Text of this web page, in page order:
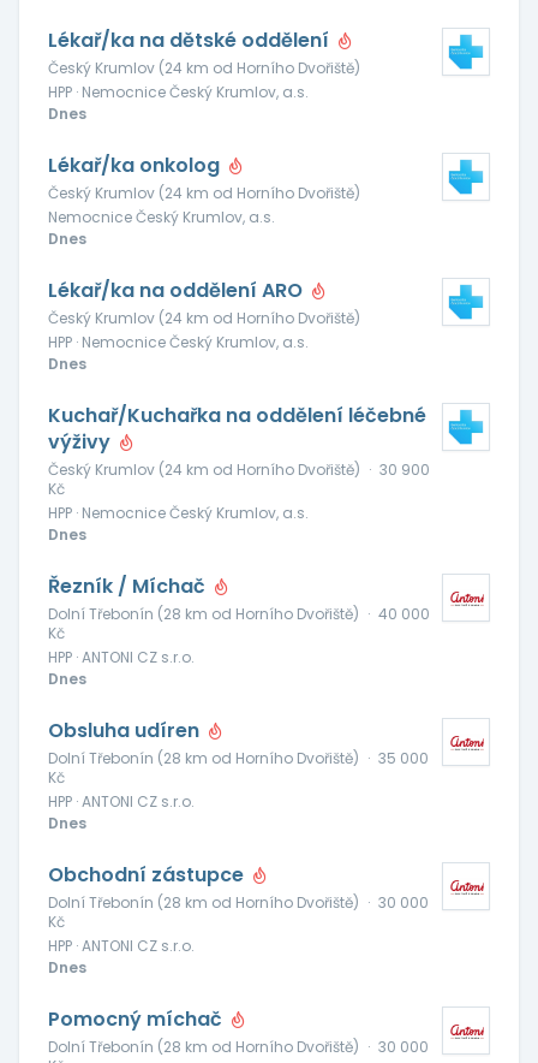
Lékař/ka na dětské oddělení
Český Krumlov (24 km od Horního Dvořiště)
HPP · Nemocnice Český Krumlov, a.s.
Dnes
Lékař/ka onkolog
Český Krumlov (24 km od Horního Dvořiště)
Nemocnice Český Krumlov, a.s.
Dnes
Lékař/ka na oddělení ARO
Český Krumlov (24 km od Horního Dvořiště)
HPP · Nemocnice Český Krumlov, a.s.
Dnes
Kuchař/Kuchařka na oddělení léčebné
výživy
Český Krumlov (24 km od Horního Dvořiště) · 30 900
Kč
HPP · Nemocnice Český Krumlov, a.s.
Dnes
Řezník / Míchač
Dolní Třebonín (28 km od Horního Dvořiště) · 40 000
Kč
HPP · ANTONI CZ s.r.o.
Dnes
Obsluha udíren
Dolní Třebonín (28 km od Horního Dvořiště) · 35 000
Kč
HPP · ANTONI CZ s.r.o.
Dnes
Obchodní zástupce
Dolní Třebonín (28 km od Horního Dvořiště) · 30 000
Kč
HPP · ANTONI CZ s.r.o.
Dnes
Pomocný míchač
Dolní Třebonín (28 km od Horního Dvořiště) · 30 000